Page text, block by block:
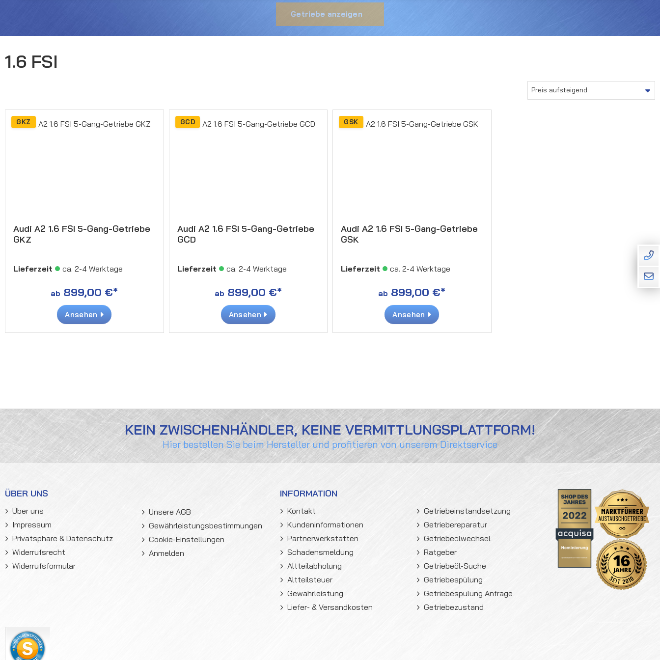
Getriebe anzeigen
1.6 FSI
GKZ
Audi A2 1.6 FSI 5-Gang-Getriebe
GKZ
Lieferzeit ca. 2-4 Werktage
ab 899,00 €*
Ansehen
GCD
Audi A2 1.6 FSI 5-Gang-Getriebe
GCD
Lieferzeit ca. 2-4 Werktage
ab 899,00 €*
Ansehen
GSK
Audi A2 1.6 FSI 5-Gang-Getriebe
GSK
Lieferzeit ca. 2-4 Werktage
ab 899,00 €*
Ansehen
KEIN ZWISCHENHÄNDLER, KEINE VERMITTLUNGSPLATTFORM!
Hier bestellen Sie beim Hersteller und profitieren von unserem Direktservice
ÜBER UNS
Über uns
Impressum
Privatsphäre & Datenschutz
Widerrufsrecht
Widerrufsformular
Unsere AGB
Gewährleistungsbestimmungen
Cookie-Einstellungen
Anmelden
INFORMATION
Kontakt
Kundeninformationen
Partnerwerkstätten
Schadensmeldung
Altteilabholung
Altteilsteuer
Gewährleistung
Liefer- & Versandkosten
Getriebeinstandsetzung
Getriebereparatur
Getriebeölwechsel
Ratgeber
Getriebeöl-Suche
Getriebespülung
Getriebespülung Anfrage
Getriebezustand